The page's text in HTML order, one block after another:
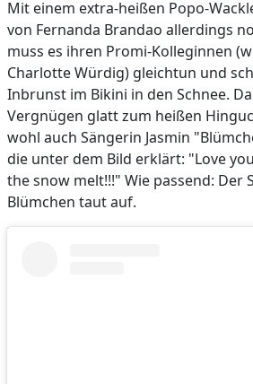
Mit einem extra-heißen Popo-
von Fernanda Brandao allerdings
muss es ihren Promi-Kolleginnen
Charlotte Würdig) gleichtun und
Inbrunst im Bikini in den Schnee.
Vergnügen glatt zum heißen
wohl auch Sängerin Jasmin
die unter dem Bild erklärt: "Love
the snow melt!!!" Wie passend: Der
Blümchen taut auf.